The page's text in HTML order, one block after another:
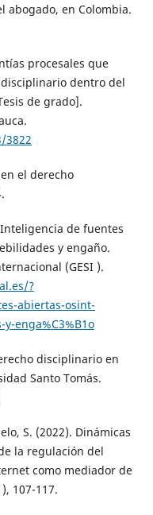
abogado, en Colombia.
procesales que
dentro del
de grado].
3822
el derecho
de fuentes
y engaño.
(GESI ).
?
abiertas-osint-
enga%C3%B1o
disciplinario en
Santo Tomás.
S. (2022). Dinámicas
la regulación del
como mediador de
107-117.